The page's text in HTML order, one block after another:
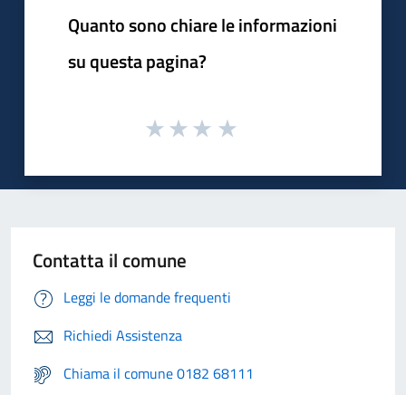
Quanto sono chiare le informazioni
su questa pagina?
Contatta il comune
Leggi le domande frequenti
Richiedi Assistenza
Chiama il comune 0182 68111